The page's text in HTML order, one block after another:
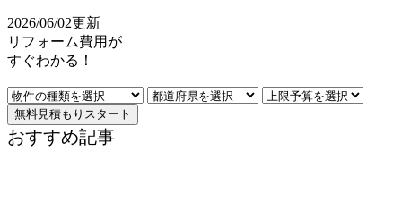
2026/06/02更新
リフォーム費用 が
すぐわかる！
無料見積もりスタート
おすすめ記事